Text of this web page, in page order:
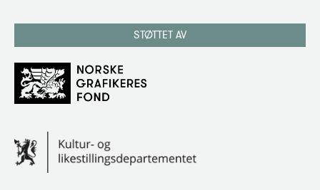
STØTTET AV